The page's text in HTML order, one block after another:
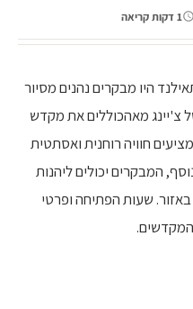
1 דקות קריאה
מאתאילנד היו מבקרים נהנים מסיור
צ'יינג מאהכוללים את מקדש
חוויה רוחנית ואסתטית
המבקרים יכולים ליהנות
באזור. שעות הפתיחה ופרטי